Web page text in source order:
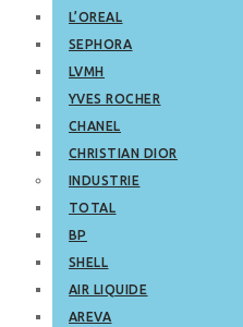
L’OREAL
SEPHORA
LVMH
YVES ROCHER
CHANEL
CHRISTIAN DIOR
INDUSTRIE
TOTAL
BP
SHELL
AIR LIQUIDE
AREVA